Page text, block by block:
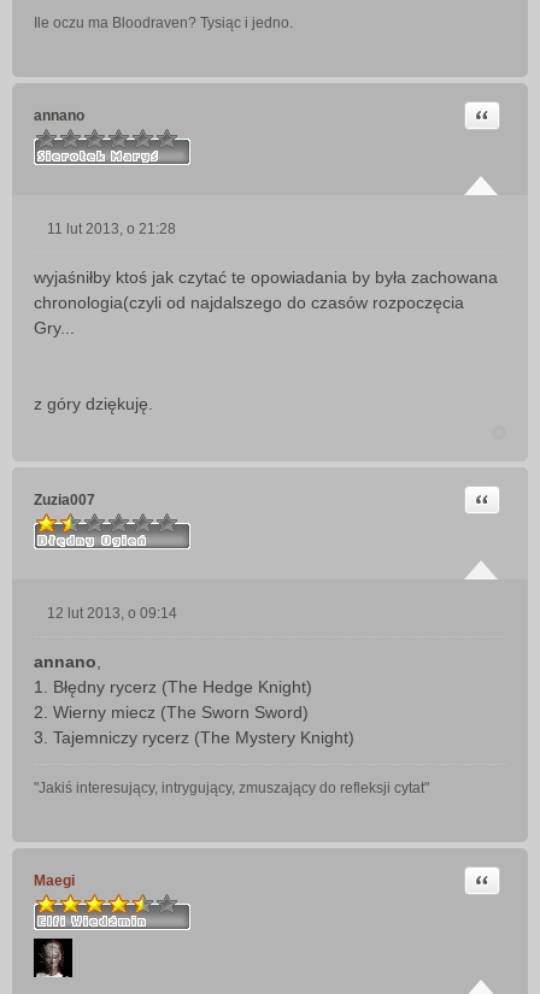
Ile oczu ma Bloodraven? Tysiąc i jedno.
annano Cytuj
s
t
11 lut 2013, o 21:28
wyjaśniłby ktoś jak czytać te opowiadania by była zachowana
chronologia(czyli od najdalszego do czasów rozpoczęcia
Gry...
z góry dziękuję.
Zuzia007 Cytuj
s
12 lut 2013, o 09:14
annano
1. Błędny rycerz (The Hedge Knight)
2. Wierny miecz (The Sworn Sword)
3. Tajemniczy rycerz (The Mystery Knight)
"Jakiś interesujący, intrygujący, zmuszający do refleksji cytat"
Maegi Cytuj